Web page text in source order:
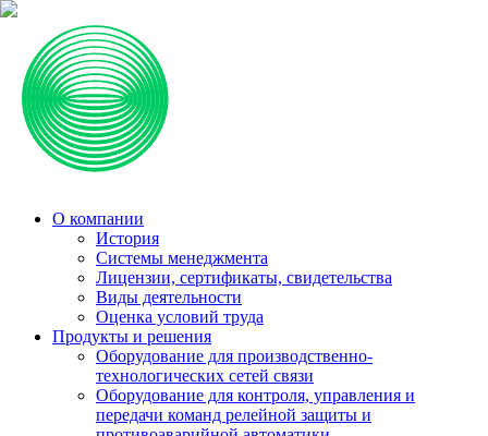
О компании
История
Системы менеджмента
Лицензии, сертификаты, свидетельства
Виды деятельности
Оценка условий труда
Продукты и решения
Оборудование для производственно-
технологических сетей связи
Оборудование для контроля, управления и
передачи команд релейной защиты и